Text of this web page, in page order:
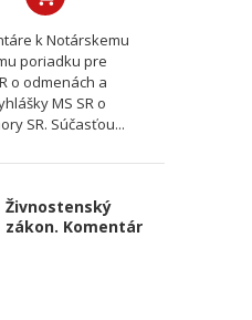
k Notárskemu
poriadku pre
o odmenách a
MS SR o
SR. Súčasťou...
Živnostenský
zákon. Komentár